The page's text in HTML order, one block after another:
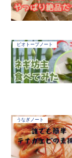
ビオトープノート
うなぎノート